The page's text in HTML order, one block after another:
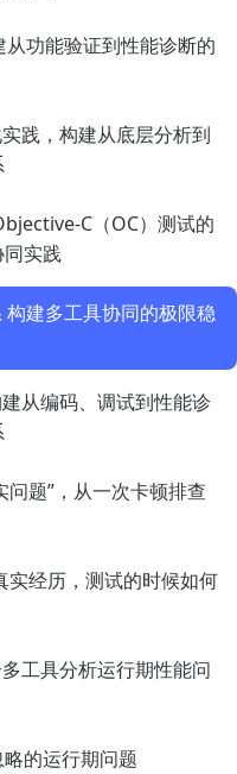
功能验证到性能诊断的
践，构建从底层分析到
C（OC）测试的
实践
建多工具协同的极限稳
从编码、调试到性能诊
问题”，从一次卡顿排查
实经历，测试的时候如何
工具分析运行期性能问
的运行期问题